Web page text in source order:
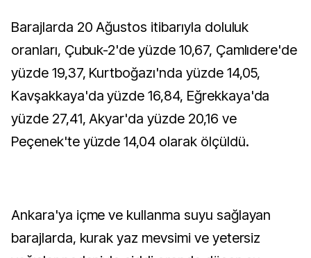
Barajlarda 20 Ağustos itibarıyla doluluk
oranları, Çubuk-2'de yüzde 10,67, Çamlıdere'de
yüzde 19,37, Kurtboğazı'nda yüzde 14,05,
Kavşakkaya'da yüzde 16,84, Eğrekkaya'da
yüzde 27,41, Akyar'da yüzde 20,16 ve
Peçenek'te yüzde 14,04 olarak ölçüldü.
Ankara'ya içme ve kullanma suyu sağlayan
barajlarda, kurak yaz mevsimi ve yetersiz